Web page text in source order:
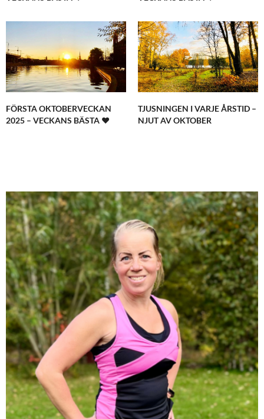
FÖRSTA OKTOBERVECKAN
2025 – VECKANS BÄSTA ♥
TJUSNINGEN I VARJE ÅRSTID –
NJUT AV OKTOBER